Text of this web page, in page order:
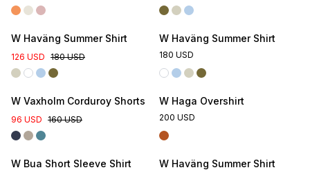
W Haväng Summer Shirt
126 USD 180 USD
W Haväng Summer Shirt
180 USD
W Vaxholm Corduroy Shorts
96 USD 160 USD
W Haga Overshirt
200 USD
W Bua Short Sleeve Shirt W Haväng Summer Shirt